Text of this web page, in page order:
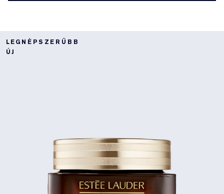
LEGNÉPSZERŰBB
ÚJ